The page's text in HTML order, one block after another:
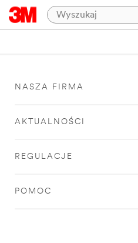
NASZA FIRMA
AKTUALNOŚCI
REGULACJE
POMOC